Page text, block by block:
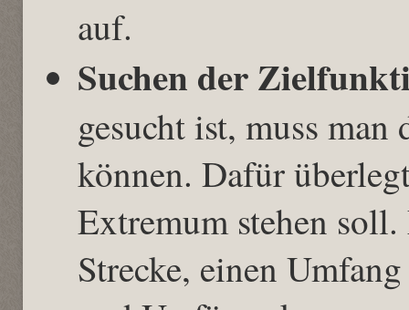
auf.
Suchen der
gesucht ist, muss
können. Dafür
Extremum stehen
Strecke, einen